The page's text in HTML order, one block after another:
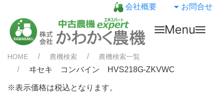
会社概要 お問合せ
Menu
HOME 農機検索 農機検索一覧
ヰセキ コンバイン HVS218G-ZKVWC
※表示価格は税込となります。